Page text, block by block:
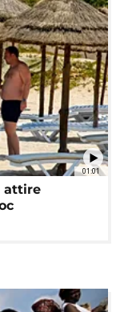
01:01
attire